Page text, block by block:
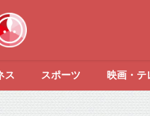
ス スポーツ 映画・テ